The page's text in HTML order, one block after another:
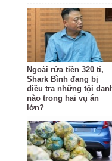
Ngoài rửa tiền 320 tỉ,
Shark Bình đang bị
điều tra những tội
nào trong hai vụ án
lớn?